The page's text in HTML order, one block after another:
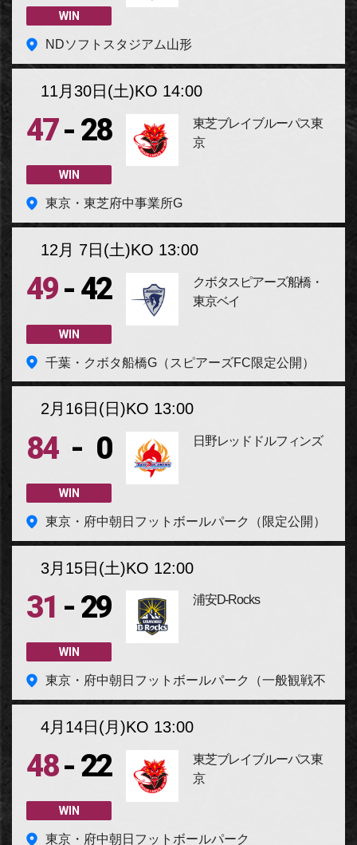
WIN
NDソフトスタジアム山形
11月30日(土)KO 14:00
47- 28
WIN
東芝ブレイブルーパス東
京
東京・東芝府中事業所G
12月 7日(土)KO 13:00
49- 42
WIN
クボタスピアーズ船橋・
東京ベイ
千葉・クボタ船橋G（スピアーズFC限定公開）
2月16日(日)KO 13:00
84 - 0
WIN
日野レッドドルフィンズ
東京・府中朝日フットボールパーク（限定公開）
3月15日(土)KO 12:00
31 - 29
WIN
浦安D-Rocks
東京・府中朝日フットボールパーク（一般観戦不
可）
4月14日(月)KO 13:00
48- 22
WIN
東芝ブレイブルーパス東
京
東京・府中朝日フットボールパーク